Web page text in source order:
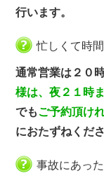
行います。
忙しくて時
通常営業は２０
様は、夜２１時
でもご予約頂け
におたずねくださ
事故にあっ